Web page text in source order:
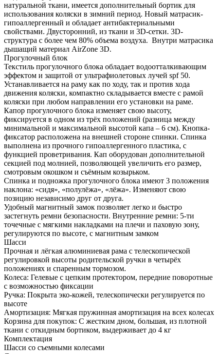
натуральной ткани, имеется дополнительный бортик для
использования коляски в зимний период. Новый матрасик-
гипоаллергенный и обладает антибактериальными
свойствами. Двусторонний, из ткани и 3D-сетки. 3D-
структура с более чем 80% объема воздуха. Внутри матрасика
дышащий материал AirZone 3D.
Прогулочный блок
Текстиль прогулочного блока обладает водоотталкивающим
эффектом и защитой от ультрафиолетовых лучей spf 50.
Устанавливается на раму как по ходу, так и против хода
движения коляски, компактно складывается вместе с рамой
коляски при любом направлении его установки на раме.
Капор прогулочного блока изменяет свою высоту,
фиксируется в одном из трёх положений (разница между
минимальной и максимальной высотой капа – 6 см). Кнопка-
фиксатор расположена на внешней стороне спинки. Спинка
выполнена из прочного гипоаллергенного пластика, с
функцией проветривания. Кап оборудован дополнительной
секцией под молнией, позволяющей увеличить его размер,
смотровым окошком и съёмным козырьком.
Спинка и подножка прогулочного блока имеют 3 положения
наклона: «сидя», «полулёжа», «лёжа». Изменяют свою
позицию независимо друг от друга.
Удобный магнитный замок позволяет легко и быстро
застегнуть ремни безопасности. Внутренние ремни: 5-ти
точечные с мягкими накладками на плечи и паховую зону,
регулируются по высоте, с магнитным замком
Шасси
Прочная и лёгкая алюминиевая рама с телескопической
регулировкой высоты родительской ручки в четырёх
положениях и спаренным тормозом.
Колеса: Гелевые с цепким протектором, передние поворотные
с возможностью фиксации
Ручка: Покрыта эко-кожей, телескопически регулируется по
высоте
Амортизация: Мягкая пружинная амортизация на всех колесах
Корзина для покупок: С жестким дном, большая, из плотной
ткани с откидным бортиком, выдерживает до 4 кг
Комплектация
Шасси со съемными колесами